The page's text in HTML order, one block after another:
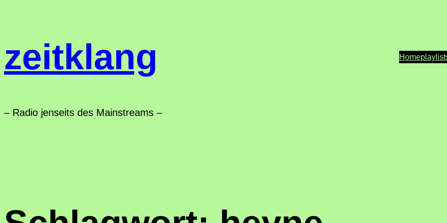
zeitklang Home
– Radio jenseits des Mainstreams –